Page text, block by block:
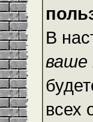
В
ваше
всех